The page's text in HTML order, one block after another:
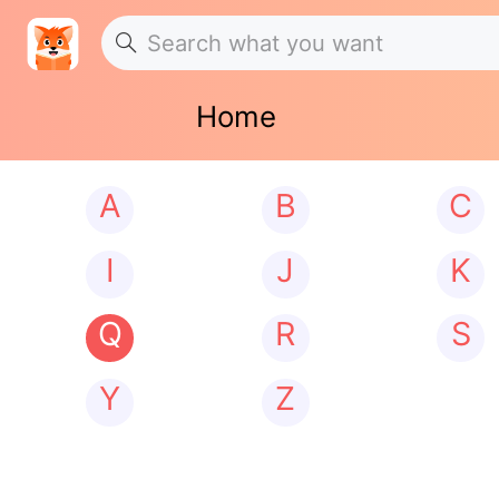
Home
A B
C
I
J
K
Q
R
S
Y
Z